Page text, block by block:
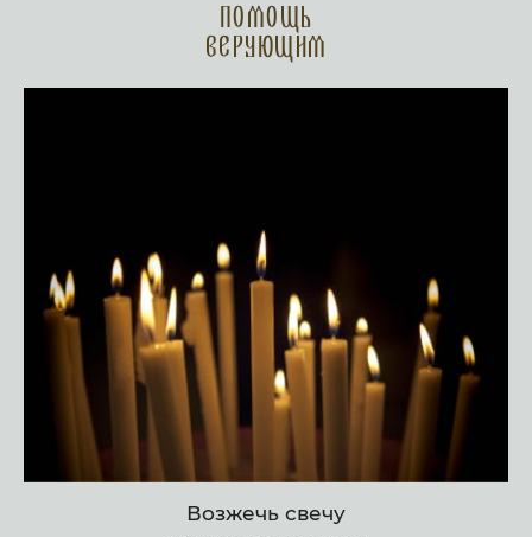
Помощь
верующим
Возжечь свечу